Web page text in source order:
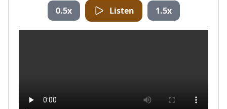
0.5x Listen 1.5x